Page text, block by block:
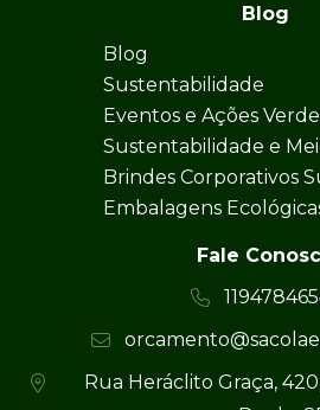
Blog
Blog
Sustentabilidade
Eventos e Ações
Sustentabilidade e
Brindes Corporativos
Embalagens
Fale
Rua Heráclito Graça,